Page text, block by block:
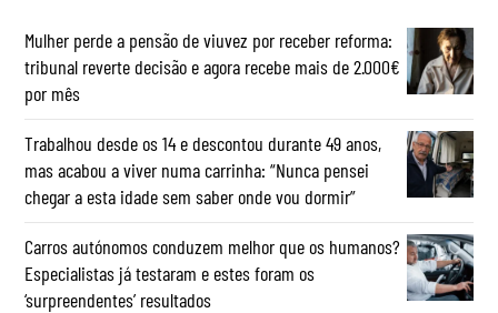
Mulher perde a pensão de viuvez por receber reforma:
tribunal reverte decisão e agora recebe mais de 2.000€
por mês
Trabalhou desde os 14 e descontou durante 49 anos,
mas acabou a viver numa carrinha: “Nunca pensei
chegar a esta idade sem saber onde vou dormir”
Carros autónomos conduzem melhor que os humanos?
Especialistas já testaram e estes foram os
‘surpreendentes’ resultados